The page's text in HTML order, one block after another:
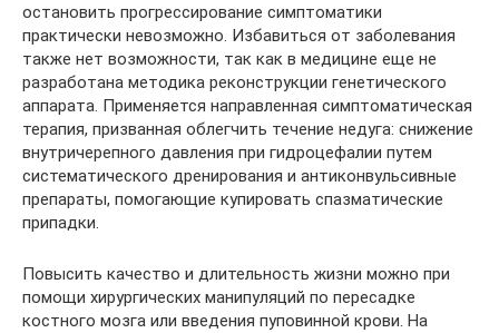
остановить прогрессирование симптоматики
практически невозможно. Избавиться от заболевания
также нет возможности, так как в медицине еще не
разработана методика реконструкции генетического
аппарата. Применяется направленная симптоматическая
терапия, призванная облегчить течение недуга: снижение
внутричерепного давления при гидроцефалии путем
систематического дренирования и антиконвульсивные
препараты, помогающие купировать спазматические
припадки.
Повысить качество и длительность жизни можно при
помощи хирургических манипуляций по пересадке
костного мозга или введения пуповинной крови. На